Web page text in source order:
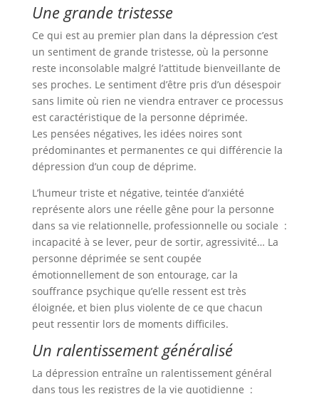
Une grande tristesse
Ce qui est au premier plan dans la dépression c’est
un sentiment de grande tristesse, où la personne
reste inconsolable malgré l’attitude bienveillante de
ses proches. Le sentiment d’être pris d’un désespoir
sans limite où rien ne viendra entraver ce processus
est caractéristique de la personne déprimée.
Les pensées négatives, les idées noires sont
prédominantes et permanentes ce qui différencie la
dépression d’un coup de déprime.
L’humeur triste et négative, teintée d’anxiété
représente alors une réelle gêne pour la personne
dans sa vie relationnelle, professionnelle ou sociale :
incapacité à se lever, peur de sortir, agressivité… La
personne déprimée se sent coupée
émotionnellement de son entourage, car la
souffrance psychique qu’elle ressent est très
éloignée, et bien plus violente de ce que chacun
peut ressentir lors de moments difficiles.
Un ralentissement généralisé
La dépression entraîne un ralentissement général
dans tous les registres de la vie quotidienne :